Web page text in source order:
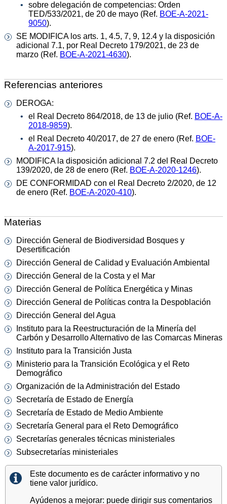
sobre delegación de competencias: Orden
TED/533/2021, de 20 de mayo (Ref. BOE-A-2021-
9050).
SE MODIFICA los arts. 1, 4.5, 7, 9, 12.4 y la disposición
adicional 7.1, por Real Decreto 179/2021, de 23 de
marzo (Ref. BOE-A-2021-4630).
Referencias anteriores
DEROGA:
el Real Decreto 864/2018, de 13 de julio (Ref. BOE-A-
2018-9859).
el Real Decreto 40/2017, de 27 de enero (Ref. BOE-
A-2017-915).
MODIFICA la disposición adicional 7.2 del Real Decreto
139/2020, de 28 de enero (Ref. BOE-A-2020-1246).
DE CONFORMIDAD con el Real Decreto 2/2020, de 12
de enero (Ref. BOE-A-2020-410).
Materias
Dirección General de Biodiversidad Bosques y
Desertificación
Dirección General de Calidad y Evaluación Ambiental
Dirección General de la Costa y el Mar
Dirección General de Política Energética y Minas
Dirección General de Políticas contra la Despoblación
Dirección General del Agua
Instituto para la Reestructuración de la Minería del
Carbón y Desarrollo Alternativo de las Comarcas Mineras
Instituto para la Transición Justa
Ministerio para la Transición Ecológica y el Reto
Demográfico
Organización de la Administración del Estado
Secretaría de Estado de Energía
Secretaría de Estado de Medio Ambiente
Secretaría General para el Reto Demográfico
Secretarías generales técnicas ministeriales
Subsecretarías ministeriales
Este documento es de carácter informativo y no
tiene valor jurídico.
Ayúdenos a mejorar: puede dirigir sus comentarios